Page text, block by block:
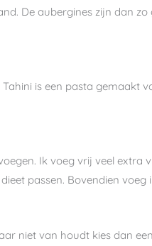
De aubergines zijn dan zo
is een pasta gemaakt
Ik voeg vrij veel extra
passen. Bovendien
niet van houdt kies dan